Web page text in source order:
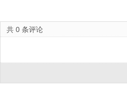
共 0 条评论